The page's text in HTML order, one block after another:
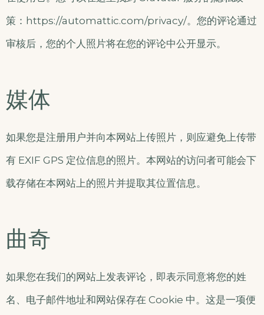
策：https://automattic.com/privacy/。您的评论通过
审核后，您的个人照片将在您的评论中公开显示。
媒体
如果您是注册用户并向本网站上传照片，则应避免上传带
有 EXIF GPS 定位信息的照片。本网站的访问者可能会下
载存储在本网站上的照片并提取其位置信息。
曲奇
如果您在我们的网站上发表评论，即表示同意将您的姓
名、电子邮件地址和网站保存在 Cookie 中。这是一项便